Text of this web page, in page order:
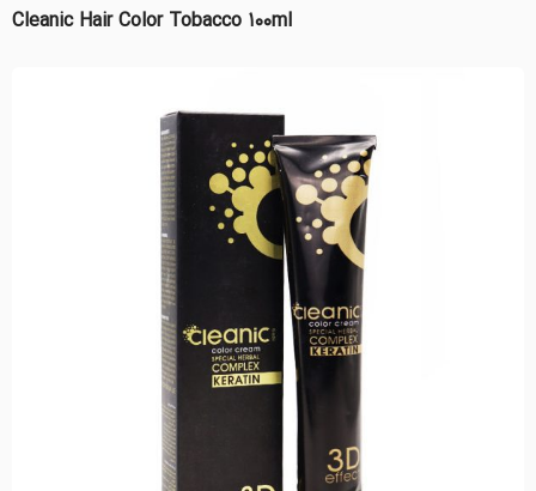
Cleanic Hair Color Tobacco 100ml